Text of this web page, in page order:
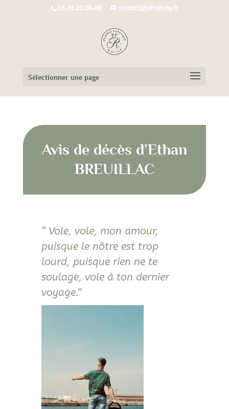
03.28.20.04.88 contact@pfranchy.fr
Sélectionner une page
Avis de décès d’Ethan
BREUILLAC
“ Vole, vole, mon amour,
puisque le nôtre est trop
lourd, puisque rien ne te
soulage, vole à ton dernier
voyage.”